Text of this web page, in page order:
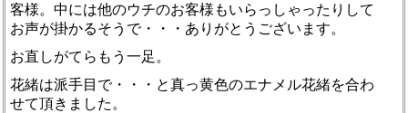
客様。中には他のウチのお客様もいらっしゃったりして
お声が掛かるそうで・・・ありがとうございます。
お直しがてらもう一足。
花緒は派手目で・・・と真っ黄色のエナメル花緒を合わ
せて頂きました。